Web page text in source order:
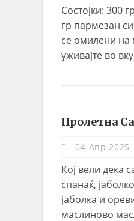
Состојки: 300
гр пармезан
се омилени на
уживајте во
Пролетна
04 Апр 2025
Кој вели дека
спанаќ,
јаболка и
маслиново